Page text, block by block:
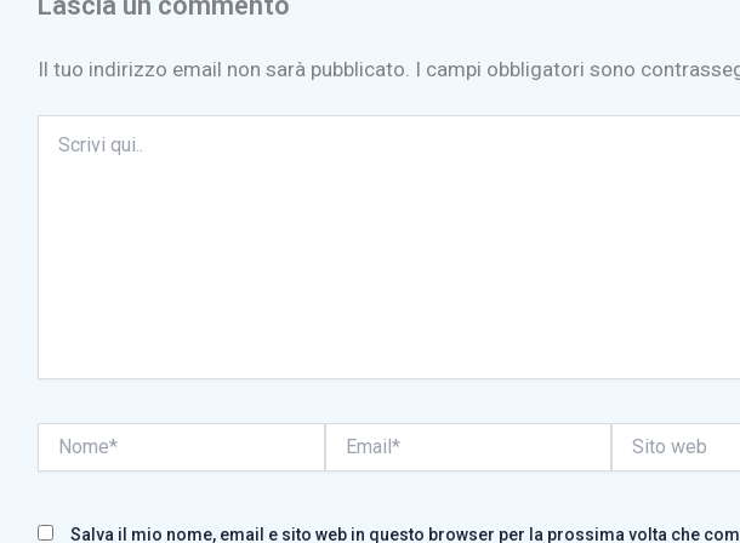
Il tuo indirizzo email non sarà pubblicato. I campi obbligatori sono
qui..
web
Salva il mio nome, email e sito web in questo browser per la prossima volta che